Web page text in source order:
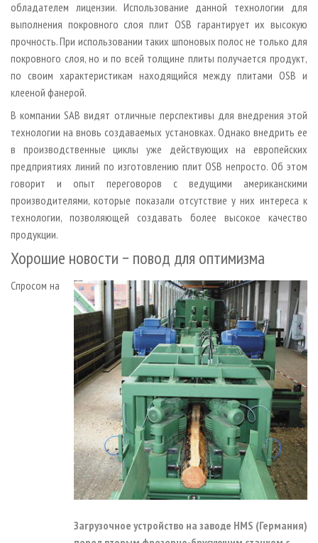
обладателем лицензии. Использование данной технологии для
выполнения покровного слоя плит OSB гарантирует их высокую
прочность. При использовании таких шпоновых полос не только для
покровного слоя, но и по всей толщине плиты получается продукт,
по своим характеристикам находящийся между плитами OSB и
клееной фанерой.
В компании SAB видят отличные перспективы для внедрения этой
технологии на вновь создаваемых установках. Однако внедрить ее
в производственные циклы уже действующих на европейских
предприятиях линий по изготовлению плит OSB непросто. Об этом
говорит и опыт переговоров с ведущими американскими
производителями, которые показали отсутствие у них интереса к
технологии, позволяющей создавать более высокое качество
продукции.
Хорошие новости − повод для оптимизма
Загрузочное устройство на заводе HMS (Германия)
Спросом на